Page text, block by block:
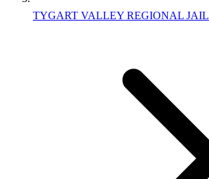
TYGART VALLEY REGIONAL JAIL